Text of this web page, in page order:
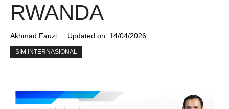
RWANDA
Akhmad Fauzi Updated on: 14/04/2026
SIM INTERNASIONAL